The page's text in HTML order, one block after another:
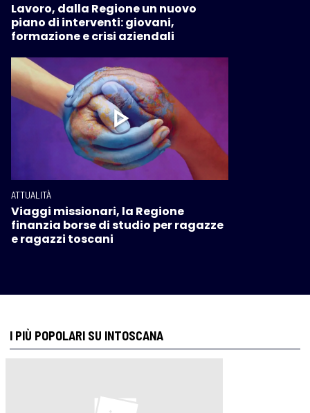
Lavoro, dalla Regione un nuovo
piano di interventi: giovani,
formazione e crisi aziendali
ATTUALITÀ
Viaggi missionari, la Regione
finanzia borse di studio per ragazze
e ragazzi toscani
I PIÙ POPOLARI SU INTOSCANA